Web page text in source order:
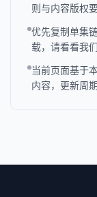
则与内容版权要
优先复制单集
载，请看看我
当前页面基于
内容，更新周